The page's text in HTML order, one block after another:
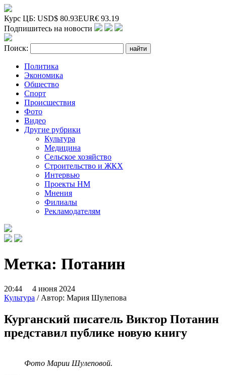
Курс ЦБ: USD$ 80.93EUR€ 93.19
Подпишитесь на новости
Поиск:
Политика
Экономика
Общество
Спорт
Происшествия
Фото
Видео
Другие рубрики
Культура
Медицина
Сельское хозяйство
Строительство и ЖКХ
Интервью
Проекты НМ
Мнения
Филиалы
Рекламодателям
Метка: Потанин
20:44 4 июня 2024
Культура / Автор: Мария Шулепова
Курганский писатель Виктор Потанин
представил публике новую книгу
Фото Марии Шулеповой.